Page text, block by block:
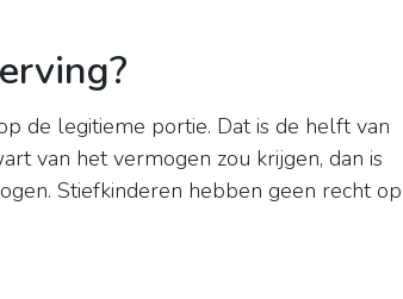
de legitieme portie. Dat is de helft van
van het vermogen zou krijgen, dan is
Stiefkinderen hebben geen recht op